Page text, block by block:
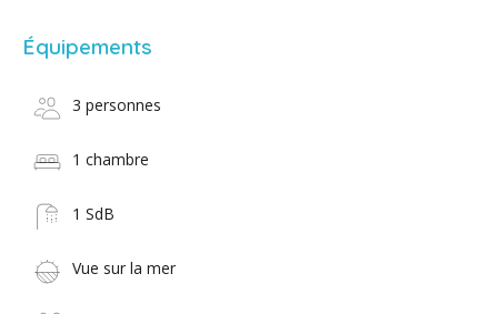
Équipements
3 personnes
1 chambre
1 SdB
Vue sur la mer